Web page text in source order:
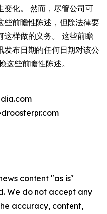
变化。 然而，尽管公司可
些前瞻性陈述，但除法律要
这样做的义务。 这些前瞻
发布日期的任何日期对该公
这些前瞻性陈述。
content "as is"
We do not accept any
accuracy, content,